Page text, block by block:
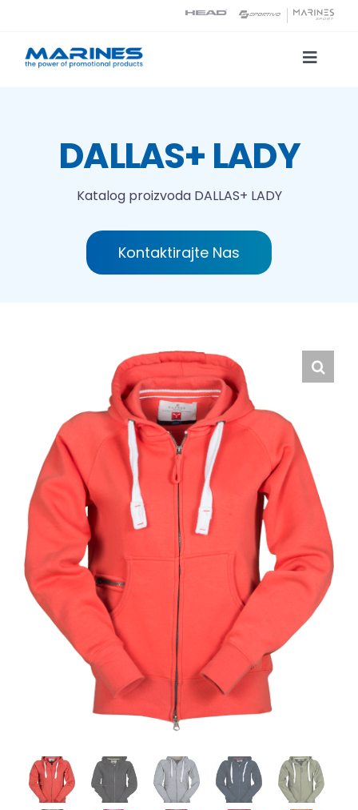
content
Toggle
Tehnologije tiska
DALLAS+ LADY
Katalog proizvoda DALLAS+ LADY
Kontaktirajte Nas